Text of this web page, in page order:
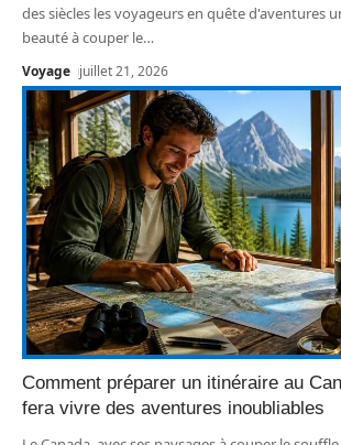
des siècles les voyageurs en quête d'aventures
beauté à couper le…
Voyage juillet 21, 2026
Comment préparer un itinéraire au
fera vivre des aventures inoubliables